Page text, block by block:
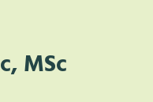
MSc